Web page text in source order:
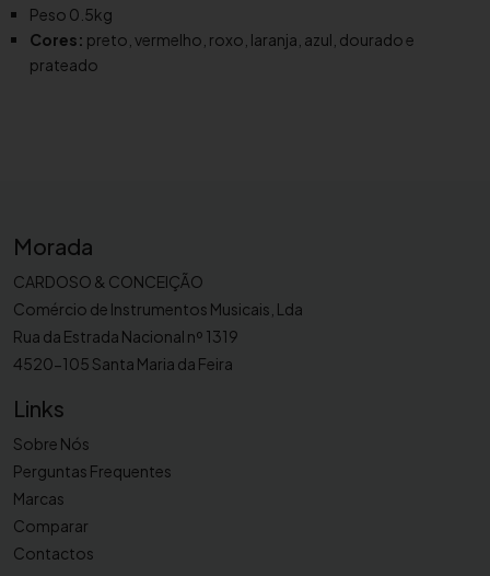
t
e
w
n
C
T
R
2
0
0
Peso 0.5kg
Cores: preto, vermelho, roxo, laranja, azul, dourado e
prateado
Morada
CARDOSO & CONCEIÇÃO
Comércio de Instrumentos Musicais, Lda
Rua da Estrada Nacional nº 1319
4520-105 Santa Maria da Feira
Links
Sobre Nós
Perguntas Frequentes
Marcas
Comparar
Contactos